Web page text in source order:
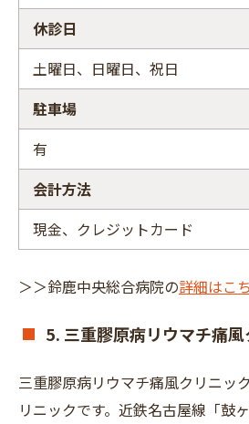
休診日
土曜日、日曜日、祝日
駐車場
有
会計方法
現金、クレジットカード
＞＞鈴鹿中央総合病院の詳細はこ
5. 三重膠原病リウマチ痛
三重膠原病リウマチ痛風クリニッ
リニックです。近鉄名古屋線「鼓